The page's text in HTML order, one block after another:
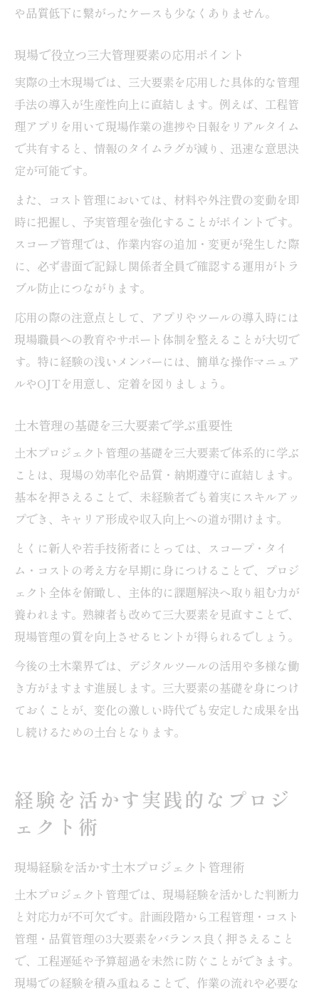
や品質低下に繋がったケースも少なくありません。
現場で役立つ三大管理要素の応用ポイント
実際の土木現場では、三大要素を応用した具体的な管理
手法の導入が生産性向上に直結します。例えば、工程管
理アプリを用いて現場作業の進捗や日報をリアルタイム
で共有すると、情報のタイムラグが減り、迅速な意思決
定が可能です。
また、コスト管理においては、材料や外注費の変動を即
時に把握し、予実管理を強化することがポイントです。
スコープ管理では、作業内容の追加・変更が発生した際
に、必ず書面で記録し関係者全員で確認する運用がトラ
ブル防止につながります。
応用の際の注意点として、アプリやツールの導入時には
現場職員への教育やサポート体制を整えることが大切で
す。特に経験の浅いメンバーには、簡単な操作マニュア
ルやOJTを用意し、定着を図りましょう。
土木管理の基礎を三大要素で学ぶ重要性
土木プロジェクト管理の基礎を三大要素で体系的に学ぶ
ことは、現場の効率化や品質・納期遵守に直結します。
基本を押さえることで、未経験者でも着実にスキルアッ
プでき、キャリア形成や収入向上への道が開けます。
とくに新人や若手技術者にとっては、スコープ・タイ
ム・コストの考え方を早期に身につけることで、プロジ
ェクト全体を俯瞰し、主体的に課題解決へ取り組む力が
養われます。熟練者も改めて三大要素を見直すことで、
現場管理の質を向上させるヒントが得られるでしょう。
今後の土木業界では、デジタルツールの活用や多様な働
き方がますます進展します。三大要素の基礎を身につけ
ておくことが、変化の激しい時代でも安定した成果を出
し続けるための土台となります。
経験を活かす実践的なプロジ
ェクト術
現場経験を活かす土木プロジェクト管理術
土木プロジェクト管理では、現場経験を活かした判断力
と対応力が不可欠です。計画段階から工程管理・コスト
管理・品質管理の3大要素をバランス良く押さえること
で、工程遅延や予算超過を未然に防ぐことができます。
現場での経験を積み重ねることで、作業の流れや必要な